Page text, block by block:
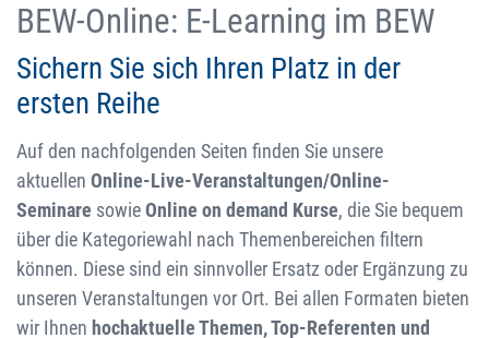
BEW-Online: E-Learning im BEW
Sichern Sie sich Ihren Platz in der
ersten Reihe
Auf den nachfolgenden Seiten finden Sie unsere
aktuellen Online-Live-Veranstaltungen/Online-
Seminare sowieOnline on demand Kurse, die Sie bequem
über die Kategoriewahl nach Themenbereichen filtern
können. Diese sind ein sinnvoller Ersatz oder Ergänzung zu
unseren Veranstaltungen vor Ort. Bei allen Formaten bieten
wir Ihnen hochaktuelle Themen, Top-Referenten und